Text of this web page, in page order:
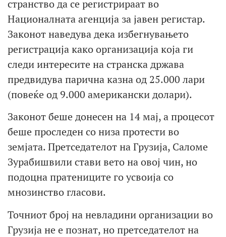
странство да се регистрираат во
Националната агенција за јавен регистар.
Законот наведува дека избегнувањето
регистрација како организација која ги
следи интересите на странска држава
предвидува парична казна од 25.000 лари
(повеќе од 9.000 американски долари).
Законот беше донесен на 14 мај, а процесот
беше проследен со низа протести во
земјата. Претседателот на Грузија, Саломе
Зурабишвили стави вето на овој чин, но
подоцна пратениците го усвоија со
мнозинство гласови.
Точниот број на невладини организации во
Грузија не е познат, но претседателот на